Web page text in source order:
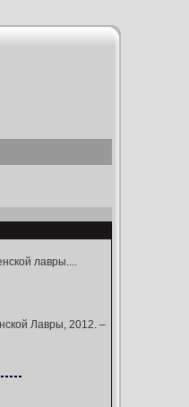
лавры....
Лавры, 2012. –